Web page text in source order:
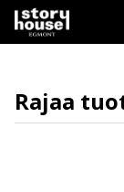
Rajaa
Osasto